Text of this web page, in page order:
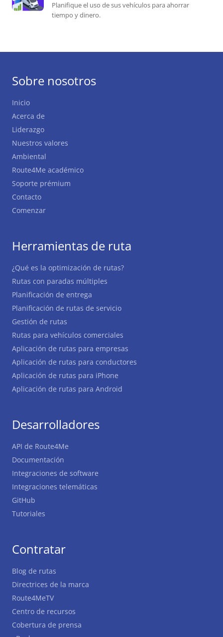
Planifique el uso de sus vehículos para ahorrar
tiempo y dinero.
Sobre nosotros
Inicio
Acerca de
Liderazgo
Nuestros valores
Ambiental
Route4Me académico
Soporte prémium
Contacto
Comenzar
Herramientas de ruta
¿Qué es la optimización de rutas?
Rutas con paradas múltiples
Planificación de entrega
Planificación de rutas de servicio
Gestión de rutas
Rutas para vehículos comerciales
Aplicación de rutas para empresas
Aplicación de rutas para conductores
Aplicación de rutas para iPhone
Aplicación de rutas para Android
Desarrolladores
API de Route4Me
Documentación
Integraciones de software
Integraciones telemáticas
GitHub
Tutoriales
Contratar
Blog de rutas
Directrices de la marca
Route4MeTV
Centro de recursos
Cobertura de prensa